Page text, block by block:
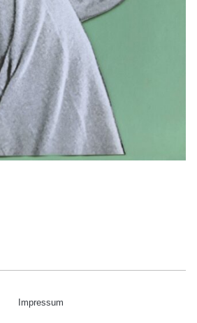
Impressum